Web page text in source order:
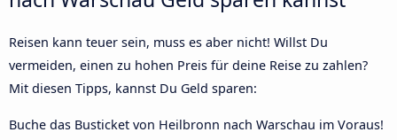
Reisen kann teuer sein, muss es aber nicht! Willst Du
vermeiden, einen zu hohen Preis für deine Reise zu zahlen?
Mit diesen Tipps, kannst Du Geld sparen:
Buche das Busticket von Heilbronn nach Warschau im Voraus!